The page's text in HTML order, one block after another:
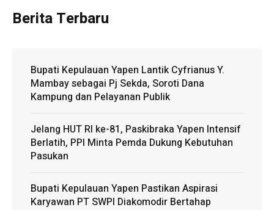
Berita Terbaru
Bupati Kepulauan Yapen Lantik Cyfrianus Y.
Mambay sebagai Pj Sekda, Soroti Dana
Kampung dan Pelayanan Publik
Jelang HUT RI ke-81, Paskibraka Yapen Intensif
Berlatih, PPI Minta Pemda Dukung Kebutuhan
Pasukan
Bupati Kepulauan Yapen Pastikan Aspirasi
Karyawan PT SWPI Diakomodir Bertahap